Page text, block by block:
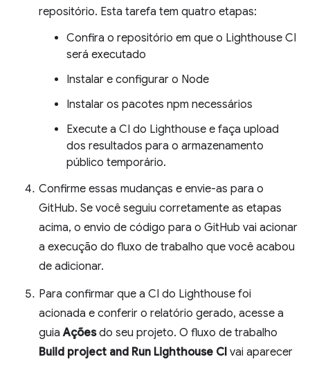
repositório. Esta tarefa tem quatro etapas:
Confira o repositório em que o Lighthouse CI
será executado
Instalar e configurar o Node
Instalar os pacotes npm necessários
Execute a CI do Lighthouse e faça upload
dos resultados para o armazenamento
público temporário.
Confirme essas mudanças e envie-as para o
GitHub. Se você seguiu corretamente as etapas
acima, o envio de código para o GitHub vai acionar
a execução do fluxo de trabalho que você acabou
de adicionar.
Para confirmar que a CI do Lighthouse foi
acionada e conferir o relatório gerado, acesse a
guiaAçõesdo seu projeto. O fluxo de trabalho
Build project and Run Lighthouse CI vai aparecer